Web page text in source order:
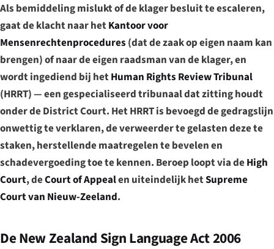
Als bemiddeling mislukt of de klager besluit te escaleren,
gaat de klacht naar hetKantoor voor
Mensenrechtenprocedures (dat de zaak op eigen naam kan
brengen) of naar de eigen raadsman van de klager, en
wordt ingediend bij hetHuman Rights Review Tribunal
(HRRT) — een gespecialiseerd tribunaal dat zitting houdt
onder de District Court. Het HRRT is bevoegd de gedragslijn
onwettig te verklaren, de verweerder te gelasten deze te
staken, herstellende maatregelen te bevelen en
schadevergoeding toe te kennen. Beroep loopt via deHigh
Court, deCourt of Appealen uiteindelijk hetSupreme
Court van Nieuw-Zeeland.
De New Zealand Sign Language Act 2006